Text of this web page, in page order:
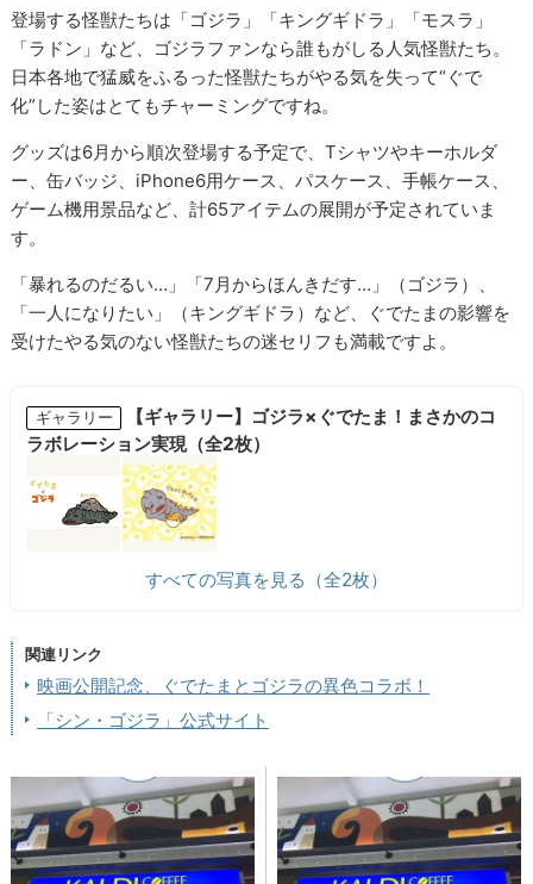
登場する怪獣たちは「ゴジラ」「キングギドラ」「モスラ」
「ラドン」など、ゴジラファンなら誰もがしる人気怪獣たち。
日本各地で猛威をふるった怪獣たちがやる気を失って“ぐで
化”した姿はとてもチャーミングですね。
グッズは6月から順次登場する予定で、Tシャツやキーホルダ
ー、缶バッジ、iPhone6用ケース、パスケース、手帳ケース、
ゲーム機用景品など、計65アイテムの展開が予定されていま
す。
「暴れるのだるい…」「7月からほんきだす…」（ゴジラ）、
「一人になりたい」（キングギドラ）など、ぐでたまの影響を
受けたやる気のない怪獣たちの迷セリフも満載ですよ。
ギャラリー
【ギャラリー】ゴジラ×ぐでたま！まさかのコ
ラボレーション実現（全2枚）
すべての写真を見る（全2枚）
関連リンク
映画公開記念、ぐでたまとゴジラの異色コラボ！
「シン・ゴジラ」公式サイト